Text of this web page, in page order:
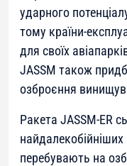
ударного
тому країни-
для своїх
JASSM також
озброєння
Ракета JASSM-ER
перебувають на